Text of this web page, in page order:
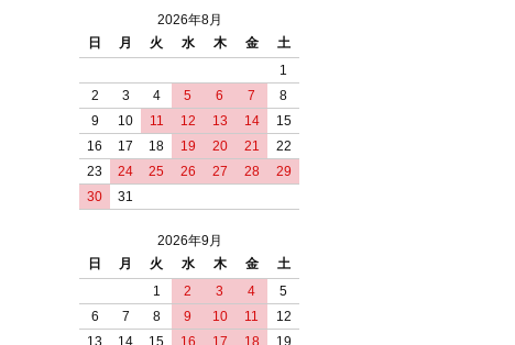
2026年8月
日
月 火 水 木 金
土
1
2
3 4 5 6 7
8
9
10 11 12 13 14
15
16
17 18 19 20 21
22
23
24 25 26 27 28
29
30
31
2026年9月
日
月 火 水 木 金
土
1
2 3 4
5
6
7 8 9 10 11
12
13
14 15 16 17 18 19